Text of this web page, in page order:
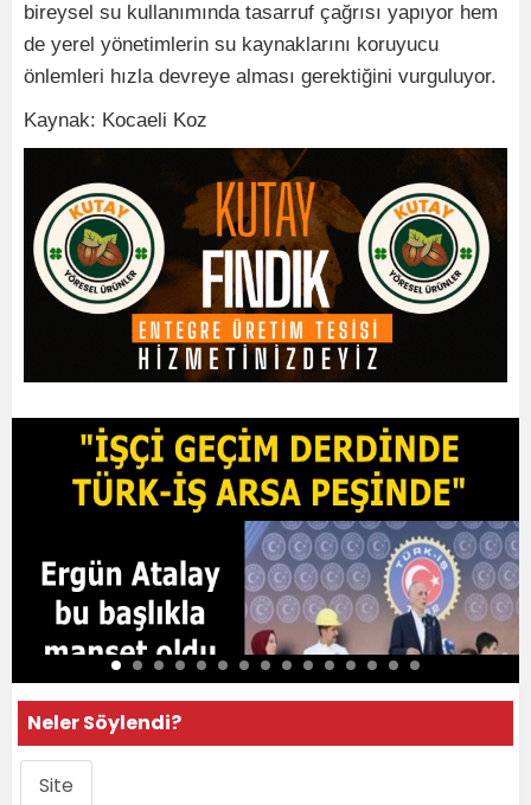
bireysel su kullanımında tasarruf çağrısı yapıyor hem
de yerel yönetimlerin su kaynaklarını koruyucu
önlemleri hızla devreye alması gerektiğini vurguluyor.
Kaynak: Kocaeli Koz
Neler Söylendi?
Site